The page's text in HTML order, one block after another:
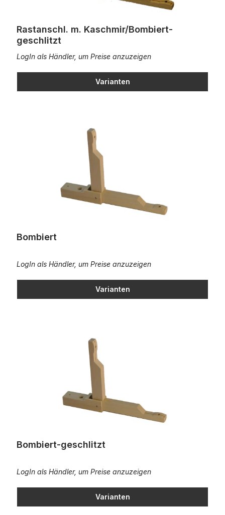
Rastanschl. m. Kaschmir/Bombiert-
geschlitzt
LogIn als Händler, um Preise anzuzeigen
Varianten
Bombiert
LogIn als Händler, um Preise anzuzeigen
Varianten
Bombiert-geschlitzt
LogIn als Händler, um Preise anzuzeigen
Varianten